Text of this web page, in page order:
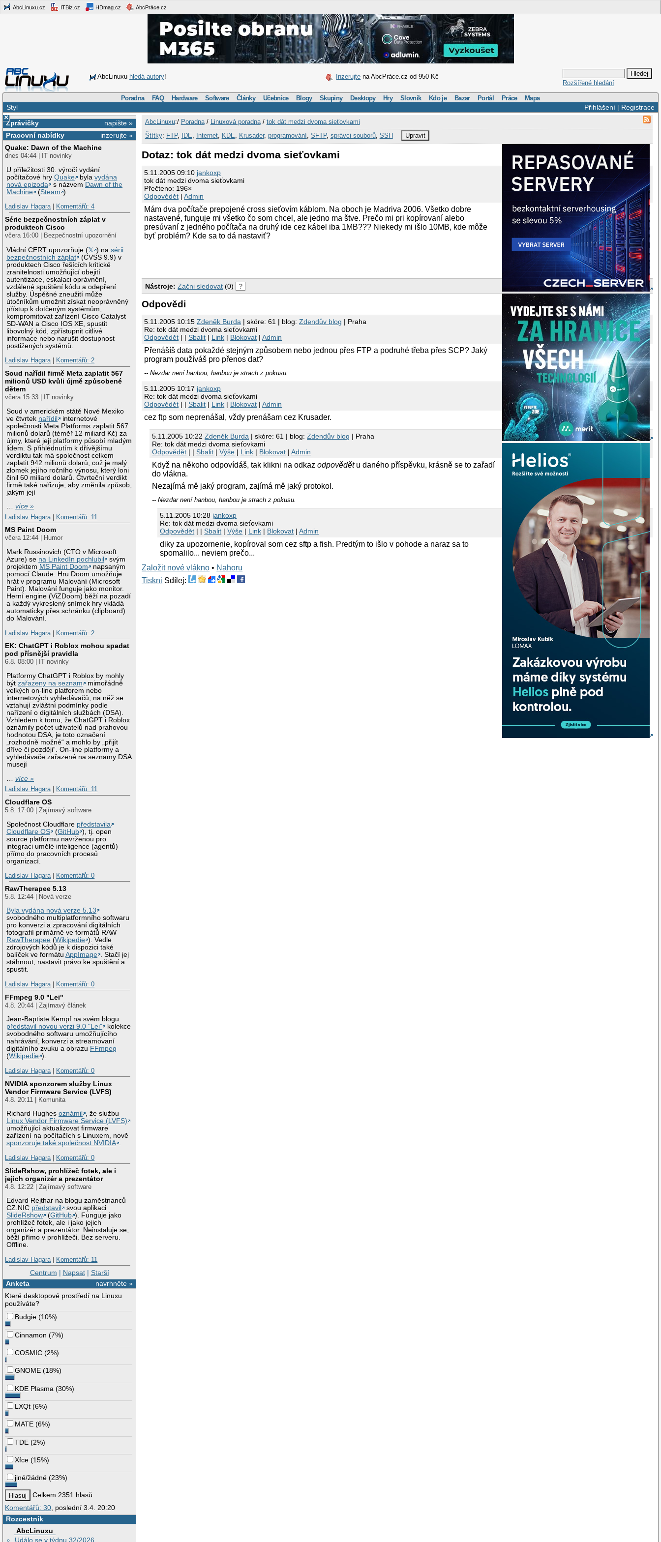
AbcLinuxu.cz ITBiz.cz HDmag.cz AbcPráce.cz
AbcLinuxu hledá autory! Inzerujte na AbcPráce.cz od 950 Kč
Rozšířené hledání
Poradna FAQ Hardware Software Články Učebnice Blogy Skupiny Desktopy Hry Slovník Kdo je Bazar Portál Práce Mapa
Přihlášení| Registrace
Styl
×
napište »
Zprávičky
inzerujte »
Pracovní nabídky
Quake: Dawn of the Machine
dnes 04:44 | IT novinky
U příležitosti 30. výročí vydání
počítačové hryQuake bylavydána
nová epizoda
s názvem Dawn of the
Machine
(Steam ).
Ladislav Hagara| Komentářů: 4
Série bezpečnostních záplat v
produktech Cisco
včera 16:00 | Bezpečnostní upozornění
Vládní CERT upozorňuje (𝕏 ) nasérii
bezpečnostních záplat
(CVSS 9.9) v
produktech Cisco řešících kritické
zranitelnosti umožňující obejití
autentizace, eskalaci oprávnění,
vzdálené spuštění kódu a odepření
služby. Úspěšné zneužití může
útočníkům umožnit získat neoprávněný
přístup k dotčeným systémům,
kompromitovat zařízení Cisco Catalyst
SD-WAN a Cisco IOS XE, spustit
libovolný kód, zpřístupnit citlivé
informace nebo narušit dostupnost
postižených systémů.
Ladislav Hagara| Komentářů: 2
Soud nařídil firmě Meta zaplatit 567
milionů USD kvůli újmě způsobené
dětem
včera 15:33 | IT novinky
Soud v americkém státě Nové Mexiko
ve čtvrtek nařídil
internetové
společnosti Meta Platforms zaplatit 567
milionů dolarů (téměř 12 miliard Kč) za
újmy, které její platformy působí mladým
lidem. S přihlédnutím k dřívějšímu
verdiktu tak má společnost celkem
zaplatit 942 milionů dolarů, což je malý
zlomek jejího ročního výnosu, který loni
činil 60 miliard dolarů. Čtvrteční verdikt
firmě také nařizuje, aby změnila způsob,
jakým její
…více »
Ladislav Hagara
Komentářů: 11
MS Paint Doom
včera 12:44 | Humor
Mark Russinovich (CTO v Microsoft
Azure) se na LinkedIn pochlubil
svým
projektem MS Paint Doom
napsaným
pomocí Claude. Hru Doom umožňuje
hrát v programu Malování (Microsoft
Paint). Malování funguje jako monitor.
Herní engine (ViZDoom) běží na pozadí
a každý vykreslený snímek hry vkládá
automaticky přes schránku (clipboard)
do Malování.
Ladislav Hagara
Komentářů: 2
EK: ChatGPT i Roblox mohou spadat
pod přísnější pravidla
6.8. 08:00 | IT novinky
Platformy ChatGPT i Roblox by mohly
býtzařazeny na seznam
mimořádně
velkých on-line platforem nebo
internetových vyhledávačů, na něž se
vztahují zvláštní podmínky podle
nařízení o digitálních službách (DSA).
Vzhledem k tomu, že ChatGPT i Roblox
oznámily počet uživatelů nad prahovou
hodnotou DSA, je toto označení
„rozhodně možné“ a mohlo by „přijít
dříve či později“. On-line platformy a
vyhledávače zařazené na seznamy DSA
musejí
…více »
Ladislav Hagara| Komentářů: 11
Cloudflare OS
5.8. 17:00 | Zajímavý software
Společnost Cloudflare představila
Cloudflare OS
(GitHub ), tj. open
source platformu navrženou pro
integraci umělé inteligence (agentů)
přímo do pracovních procesů
organizací.
Ladislav Hagara| Komentářů: 0
RawTherapee 5.13
5.8. 12:44 | Nová verze
Byla vydána nová verze 5.13
svobodného multiplatformního softwaru
pro konverzi a zpracování digitálních
fotografií primárně ve formátů RAW
RawTherapee (Wikipedie ). Vedle
zdrojových kódů je k dispozici také
balíček ve formátuAppImage . Stačí jej
stáhnout, nastavit právo ke spuštění a
spustit.
Ladislav Hagara| Komentářů: 0
FFmpeg 9.0 "Lei"
4.8. 20:44 | Zajímavý článek
Jean-Baptiste Kempf na svém blogu
představil novou verzi 9.0 "Lei"
kolekce
svobodného softwaru umožňujícího
nahrávání, konverzi a streamovaní
digitálního zvuku a obrazu FFmpeg
(Wikipedie ).
Ladislav Hagara| Komentářů: 0
NVIDIA sponzorem služby Linux
Vendor Firmware Service (LVFS)
4.8. 20:11 | Komunita
Richard Hughesoznámil
, že službu
Linux Vendor Firmware Service (LVFS)
umožňující aktualizovat firmware
zařízení na počítačích s Linuxem, nově
sponzoruje také společnost NVIDIA .
Ladislav Hagara| Komentářů: 0
SlideRshow, prohlížeč fotek, ale i
jejich organizér a prezentátor
4.8. 12:22 | Zajímavý software
Edvard Rejthar na blogu zaměstnanců
CZ.NIC představil
svou aplikaci
SlideRshow
(GitHub ). Funguje jako
prohlížeč fotek, ale i jako jejich
organizér a prezentátor. Neinstaluje se,
běží přímo v prohlížeči. Bez serveru.
Offline.
Ladislav Hagara| Komentářů: 11
Centrum | Napsat| Starší
navrhněte »
Anketa
Které desktopové prostředí na Linuxu
používáte?
Budgie (10%)
Cinnamon (7%)
COSMIC (2%)
GNOME (18%)
KDE Plasma (30%)
LXQt (6%)
MATE (6%)
TDE (2%)
Xfce (15%)
jiné/žádné (23%)
Celkem 2351 hlasů
Komentářů: 30 , poslední 3.4. 20:20
Rozcestník
AbcLinuxu
Událo se v týdnu 32/2026
AbcLinuxu:/ Poradna/ Linuxová poradna/ tok dát medzi dvoma sieťovkami
Štítky: FTP, IDE Internet, KDE Krusader, programování, SFTP, správci souborů, SSH Upravit
Dotaz: tok dát medzi dvoma sieťovkami
5.11.2005 09:10 jankoxp
tok dát medzi dvoma sieťovkami
Přečteno: 196×
Odpovědět |Admin
Mám dva počítače prepojené cross sieťovím káblom. Na oboch je Madriva 2006. Všetko dobre
nastavené, funguje mi všetko čo som chcel, ale jedno ma štve. Prečo mi pri kopírovaní alebo
presúvaní z jedného počítača na druhý ide cez kábel iba 1MB??? Niekedy mi išlo 10MB, kde môže
byť problém? Kde sa to dá nastaviť?
Nástroje: Začni sledovat (0) ?
Odpovědi
5.11.2005 10:15Zdeněk Burda | skóre: 61 | blog:Zdendův blog | Praha
Re: tok dát medzi dvoma sieťovkami
Odpovědět | |Sbalit | Link | Blokovat |Admin
Přenášíš data pokaždé stejným způsobem nebo jednou přes FTP a podruhé třeba přes SCP? Jaký
program používáš pro přenos dat?
-- Nezdar není hanbou, hanbou je strach z pokusu.
5.11.2005 10:17 jankoxp
Re: tok dát medzi dvoma sieťovkami
Odpovědět | |Sbalit | Link | Blokovat |Admin
cez ftp som neprenášal, vždy prenášam cez Krusader.
5.11.2005 10:22Zdeněk Burda | skóre: 61 | blog:Zdendův blog | Praha
Re: tok dát medzi dvoma sieťovkami
Odpovědět | |Sbalit |Výše | Link | Blokovat |Admin
Když na někoho odpovídáš, tak klikni na odkazodpovědětu daného příspěvku, krásně se to zařadí
do vlákna.
Nezajímá mě jaký program, zajímá mě jaký protokol.
-- Nezdar není hanbou, hanbou je strach z pokusu.
5.11.2005 10:28 jankoxp
Re: tok dát medzi dvoma sieťovkami
Odpovědět | |Sbalit |Výše | Link | Blokovat |Admin
diky za upozornenie, kopíroval som cez sftp a fish. Predtým to išlo v pohode a naraz sa to
spomalilo... neviem prečo...
Založit nové vlákno • Nahoru
Tiskni Sdílej: